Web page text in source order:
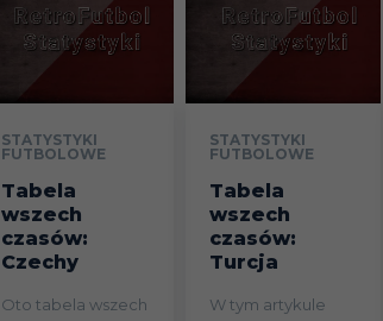
STATYSTYKI
FUTBOLOWE
Tabela
wszech
czasów:
Czechy
Oto tabela wszech
STATYSTYKI
FUTBOLOWE
Tabela
wszech
czasów:
Turcja
W tym artykule